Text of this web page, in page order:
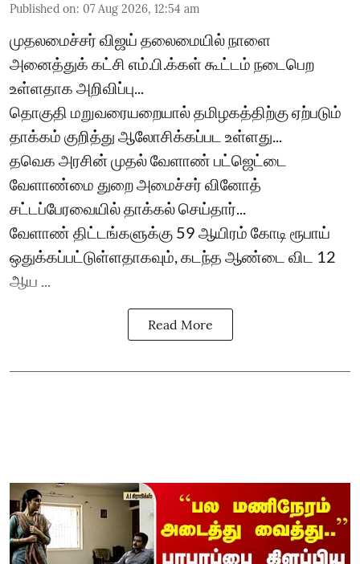
Published on: 07 Aug 2026, 12:54 am
முதலமைச்சர் விஜய் தலைமையில் நாளை
அனைத்துக் கட்சி எம்.பி.க்கள் கூட்டம் நடைபெற
உள்ளதாக அறிவிப்பு...
தொகுதி மறுவரையறையால் தமிழகத்திற்கு ஏற்படும்
தாக்கம் குறித்து ஆலோசிக்கப்பட உள்ளது...
தவெக அரசின் முதல் வேளாண் பட்ஜெட்டை
வேளாண்மை துறை அமைச்சர் வினோத்
சட்டப்பேரவையில் தாக்கல் செய்தார்...
வேளாண் திட்டங்களுக்கு 59 ஆயிரம் கோடி ரூபாய்
ஒதுக்கப்பட்டுள்ளதாகவும், கடந்த ஆண்டை விட 12
ஆய ...
Read More